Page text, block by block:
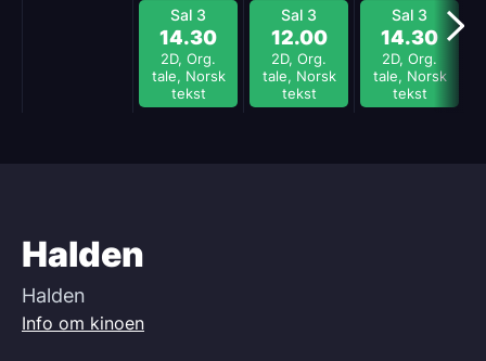
Sal 3
14.30
2D, Org.
tale, Norsk
tekst
Sal 3
12.00
2D, Org.
tale, Norsk
tekst
Sal 3
14.30
2D, Org.
tale, Norsk
tekst
Halden
Halden
Info om kinoen